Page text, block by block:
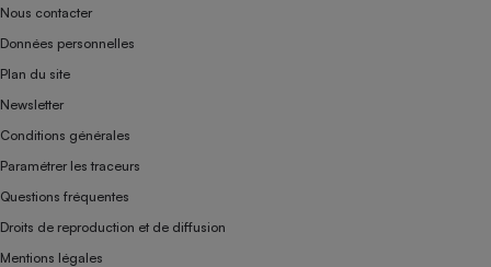
Nous contacter
Données personnelles
Plan du site
Newsletter
Conditions générales
Paramétrer les traceurs
Questions fréquentes
Droits de reproduction et de diffusion
Mentions légales